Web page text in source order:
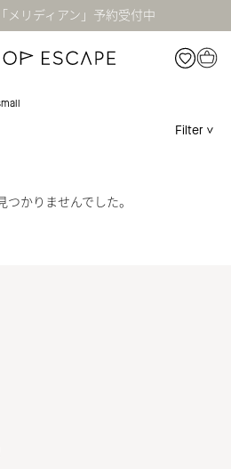
メリディアン」予約受付中
Filter
つかりませんでした。